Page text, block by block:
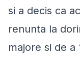
si a decis ca
renunta la
majore si de a